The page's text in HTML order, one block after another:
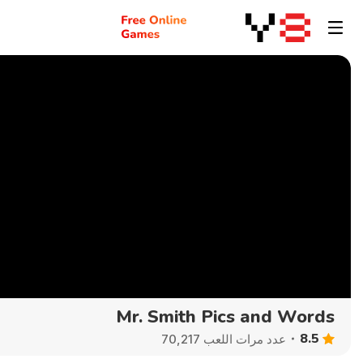
Mr. Smith Pics and Words
8.5 عدد مرات اللعب 70,217